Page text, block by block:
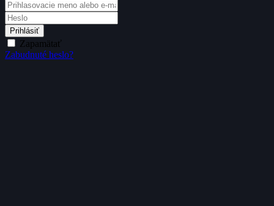
Prihlásiť
Zapamätať
Zabudnuté heslo?